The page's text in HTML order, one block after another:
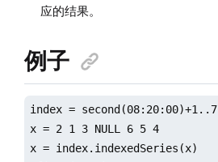
应的结果。
例子
index = second(08:20:00)+1..7
x = 2 1 3 NULL 6 5 4
x = index.indexedSeries(x)